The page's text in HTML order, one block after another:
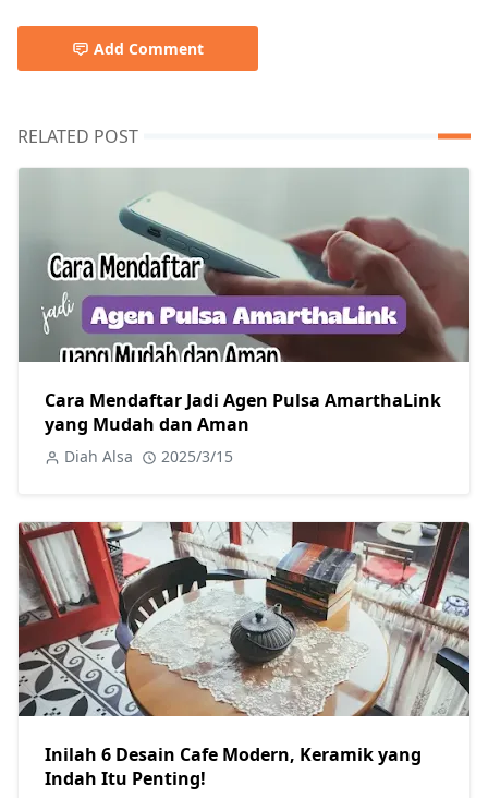
Add Comment
RELATED POST
Cara Mendaftar Jadi Agen Pulsa AmarthaLink
yang Mudah dan Aman
Diah Alsa 2025/3/15
Inilah 6 Desain Cafe Modern, Keramik yang
Indah Itu Penting!